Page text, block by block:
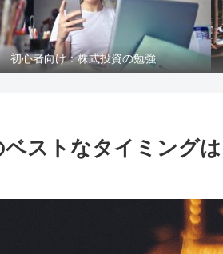
初心者向け：株式投資の勉強
ストなタイミング